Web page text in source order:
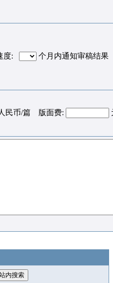
度: 个月内通知审稿结果
民币/篇 版面费: